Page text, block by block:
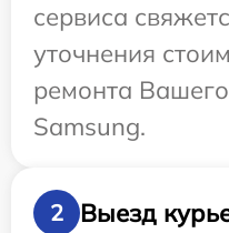
сервиса
уточнения
ремонта
Samsung.
2
Выезд